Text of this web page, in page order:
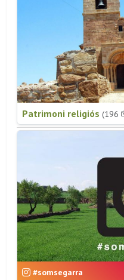
Patrimoni religiós (196
#somsegarra